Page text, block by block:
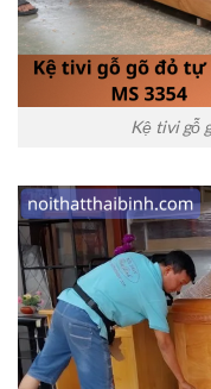
Kệ tivi gỗ